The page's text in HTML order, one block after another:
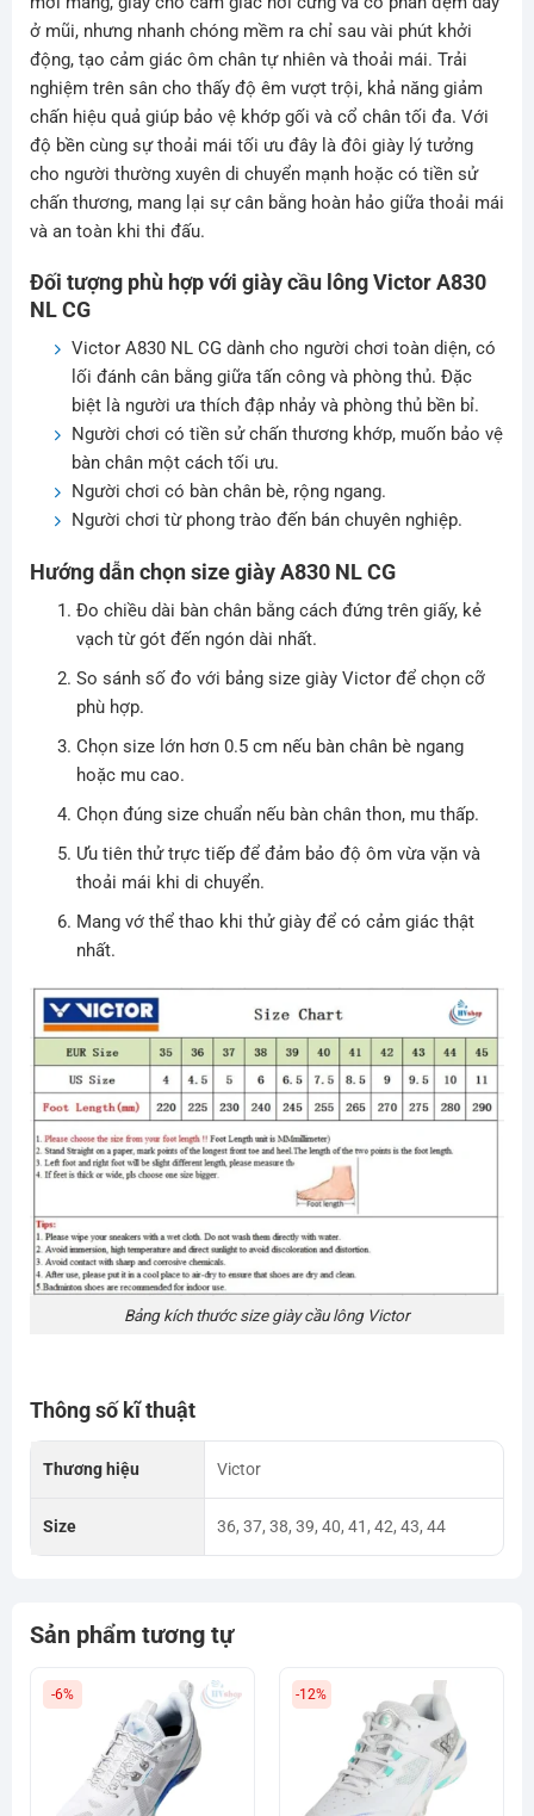
ở mũi, nhưng nhanh chóng mềm ra chỉ sau vài phút khởi
động, tạo cảm giác ôm chân tự nhiên và thoải mái. Trải
nghiệm trên sân cho thấy độ êm vượt trội, khả năng giảm
chấn hiệu quả giúp bảo vệ khớp gối và cổ chân tối đa. Với
độ bền cùng sự thoải mái tối ưu đây là đôi giày lý tưởng
cho người thường xuyên di chuyển mạnh hoặc có tiền sử
chấn thương, mang lại sự cân bằng hoàn hảo giữa thoải mái
và an toàn khi thi đấu.
Đối tượng phù hợp với giày cầu lông Victor A830
NL CG
Victor A830 NL CG dành cho người chơi toàn diện, có
lối đánh cân bằng giữa tấn công và phòng thủ. Đặc
biệt là người ưa thích đập nhảy và phòng thủ bền bỉ.
Người chơi có tiền sử chấn thương khớp, muốn bảo vệ
bàn chân một cách tối ưu.
Người chơi có bàn chân bè, rộng ngang.
Người chơi từ phong trào đến bán chuyên nghiệp.
Hướng dẫn chọn size giày A830 NL CG
Đo chiều dài bàn chân bằng cách đứng trên giấy, kẻ
vạch từ gót đến ngón dài nhất.
So sánh số đo với bảng size giày Victor để chọn cỡ
phù hợp.
Chọn size lớn hơn 0.5 cm nếu bàn chân bè ngang
hoặc mu cao.
Chọn đúng size chuẩn nếu bàn chân thon, mu thấp.
Ưu tiên thử trực tiếp để đảm bảo độ ôm vừa vặn và
thoải mái khi di chuyển.
Mang vớ thể thao khi thử giày để có cảm giác thật
nhất.
Bảng kích thước size giày cầu lông Victor
Thông số kĩ thuật
Thương hiệu Victor
Size 36, 37, 38, 39, 40, 41, 42, 43, 44
Sản phẩm tương tự
-6% -12%